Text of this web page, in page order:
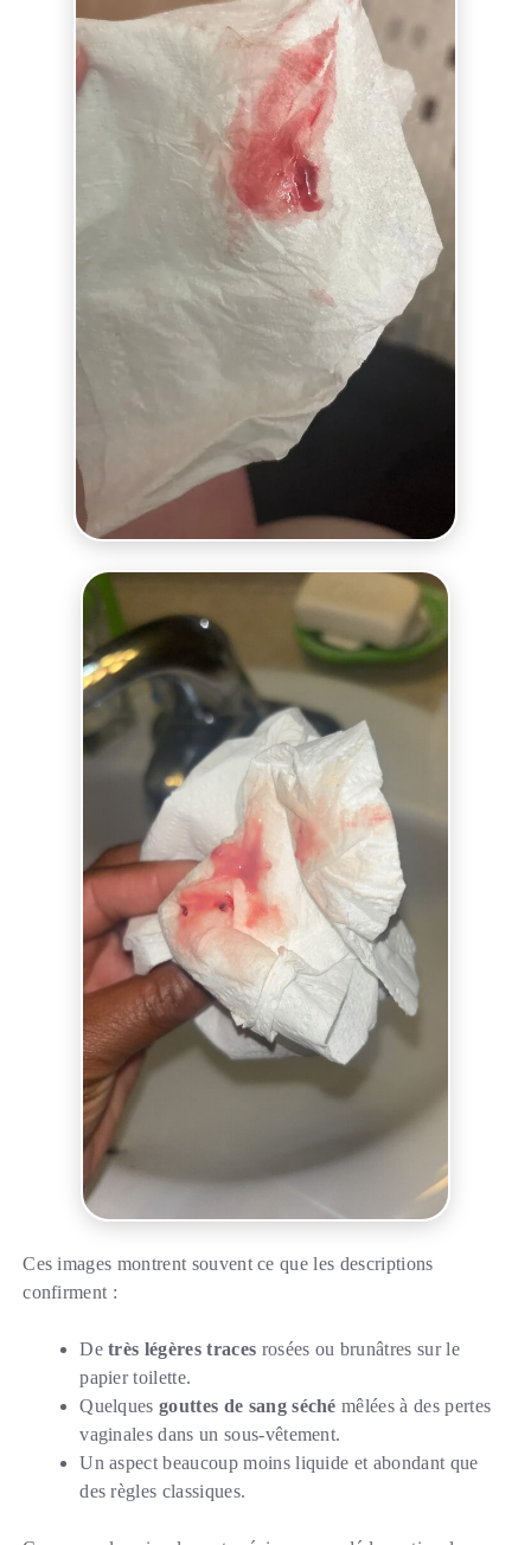
Ces images montrent souvent ce que les descriptions
confirment :
Detrès légères traces rosées ou brunâtres sur le
papier toilette.
Quelquesgouttes de sang séché mêlées à des pertes
vaginales dans un sous-vêtement.
Un aspect beaucoup moins liquide et abondant que
des règles classiques.